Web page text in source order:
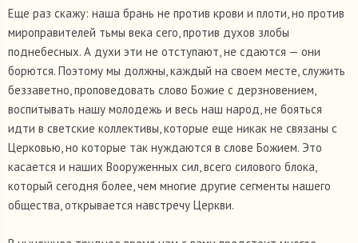
Еще раз скажу: наша брань не против крови и плоти, но против
мироправителей тьмы века сего, против духов злобы
поднебесных. А духи эти не отступают, не сдаются — они
борются. Поэтому мы должны, каждый на своем месте, служить
беззаветно, проповедовать слово Божие с дерзновением,
воспитывать нашу молодежь и весь наш народ, не бояться
идти в светские коллективы, которые еще никак не связаны с
Церковью, но которые так нуждаются в слове Божием. Это
касается и наших Вооруженных сил, всего силового блока,
который сегодня более, чем многие другие сегменты нашего
общества, открывается навстречу Церкви.